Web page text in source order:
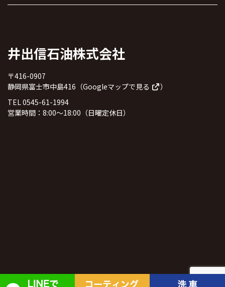
井出信石油株式会社
〒416-0907
静岡県富士市中島416（Googleマップで見る
）
TEL 0545-61-1994
営業時間：8:00～18:00（日曜定休日）